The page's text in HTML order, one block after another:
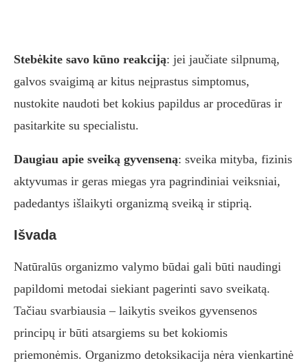
Stebėkite savo kūno reakciją: jei jaučiate silpnumą,
galvos svaigimą ar kitus neįprastus simptomus,
nustokite naudoti bet kokius papildus ar procedūras ir
pasitarkite su specialistu.
Daugiau apie sveiką gyvenseną: sveika mityba, fizinis
aktyvumas ir geras miegas yra pagrindiniai veiksniai,
padedantys išlaikyti organizmą sveiką ir stiprią.
Išvada
Natūralūs organizmo valymo būdai gali būti naudingi
papildomi metodai siekiant pagerinti savo sveikatą.
Tačiau svarbiausia – laikytis sveikos gyvensenos
principų ir būti atsargiems su bet kokiomis
priemonėmis. Organizmo detoksikacija nėra vienkartinė